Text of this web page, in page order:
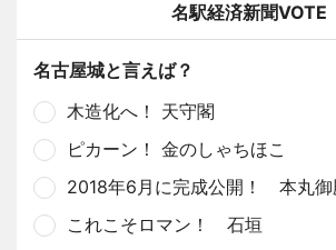
名駅経済新聞VOTE
名古屋城と言えば？
木造化へ！ 天守閣
ピカーン！ 金のしゃちほこ
2018年6月に完成公開！ 本丸御
これこそロマン！ 石垣